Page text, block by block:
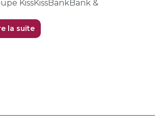
KissKissBankBank &
la suite